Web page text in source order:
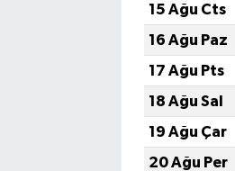
15 Ağu Cts
16 Ağu Paz
17 Ağu Pts
18 Ağu Sal
19 Ağu Çar
20 Ağu Per